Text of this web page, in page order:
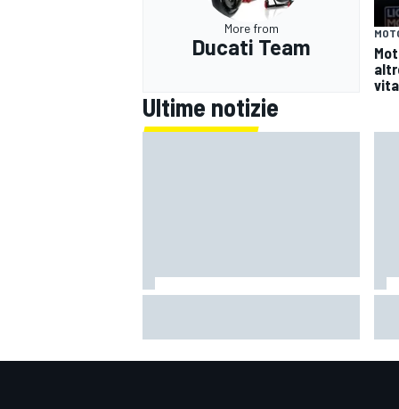
More from
Ducati Team
Ultime notizie